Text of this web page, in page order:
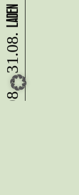
10.08. - 31.08.